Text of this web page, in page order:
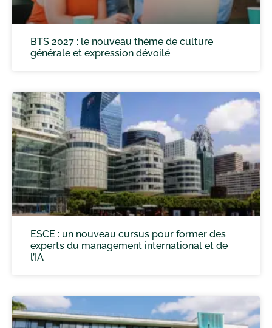
BTS 2027 : le nouveau thème de culture
générale et expression dévoilé
ESCE : un nouveau cursus pour former des
experts du management international et de
l’IA